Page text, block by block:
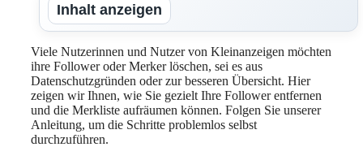
Inhalt anzeigen
Viele Nutzerinnen und Nutzer von Kleinanzeigen möchten
ihre Follower oder Merker löschen, sei es aus
Datenschutzgründen oder zur besseren Übersicht. Hier
zeigen wir Ihnen, wie Sie gezielt Ihre Follower entfernen
und die Merkliste aufräumen können. Folgen Sie unserer
Anleitung, um die Schritte problemlos selbst
durchzuführen.